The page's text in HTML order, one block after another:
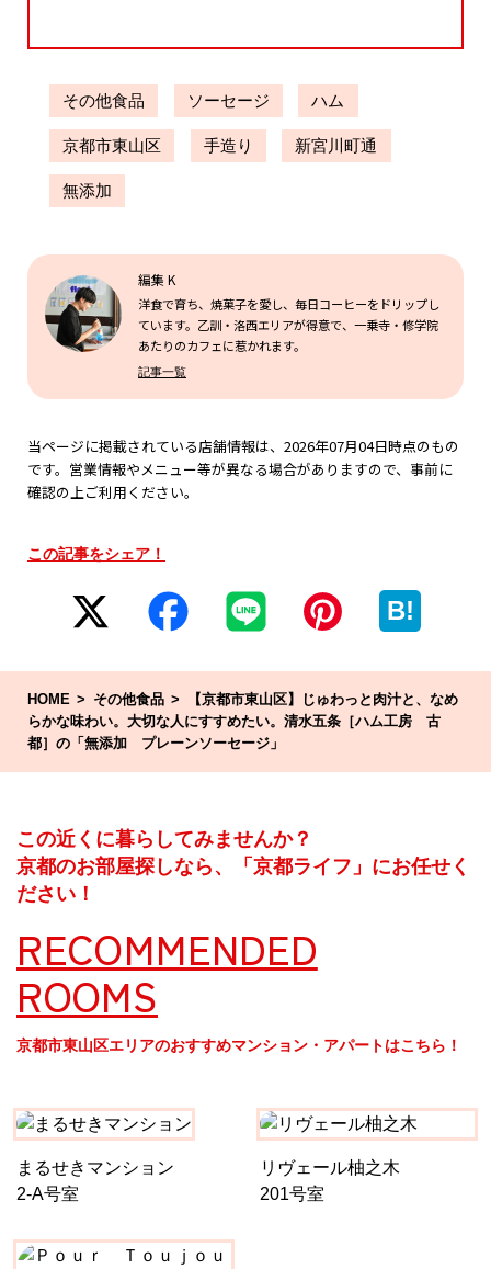
その他食品 ソーセージ ハム
京都市東山区 手造り 新宮川町通
無添加
編集 K
洋食で育ち、焼菓子を愛し、毎日コーヒーをドリップし
ています。乙訓・洛西エリアが得意で、一乗寺・修学院
あたりのカフェに惹かれます。
記事一覧
当ページに掲載されている店舗情報は、2026年07月04日時点のもの
です。営業情報やメニュー等が異なる場合がありますので、事前に
確認の上ご利用ください。
この記事をシェア！
B!
HOME その他食品
【京都市東山区】じゅわっと肉汁と、なめ
らかな味わい。大切な人にすすめたい。清水五条［ハム工房 古
都］の「無添加 プレーンソーセージ」
この近くに暮らしてみませんか？
京都のお部屋探しなら、「京都ライフ」にお任せく
ださい！
RECOMMENDED
ROOMS
京都市東山区エリアのおすすめマンション・アパートはこちら！
まるせきマンション
2-A号室
リヴェール柚之木
201号室